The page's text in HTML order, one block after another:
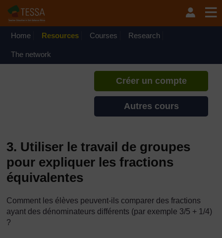
Home Resources Courses Research
The network
Si vous créez un compte, vous
pouvez établir un profil
Créer un compte
Autres cours
3. Utiliser le travail de groupes
pour expliquer les fractions
équivalentes
Comment les élèves peuvent-ils comparer des fractions
ayant des dénominateurs différents (par exemple 3/5 + 1/4)
?